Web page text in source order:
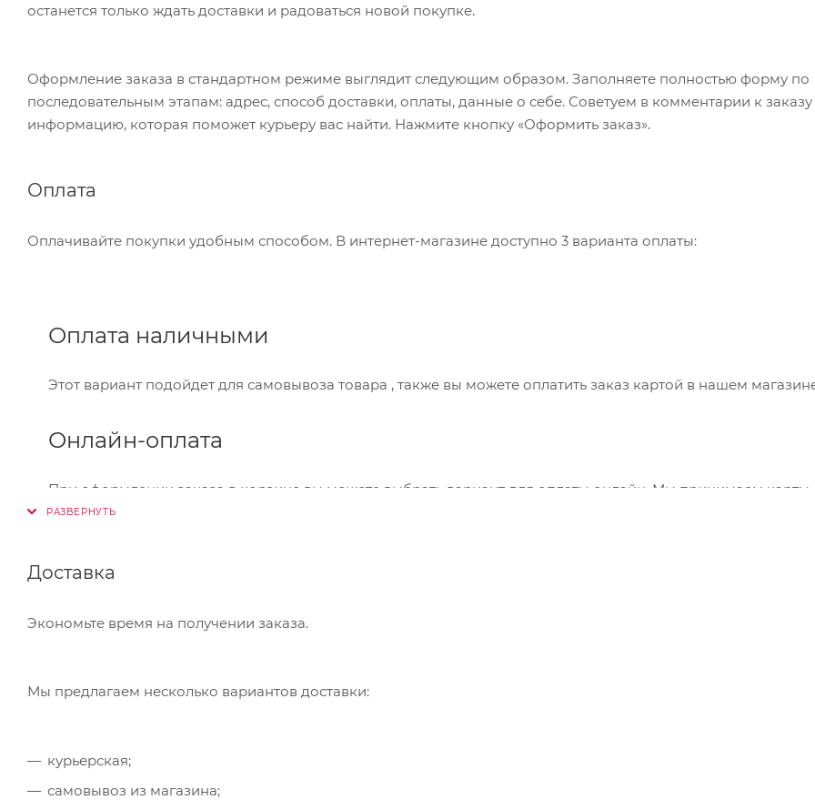
останется только ждать доставки и радоваться новой покупке.
Оформление заказа в стандартном режиме выглядит следующим образом. Заполняете полностью форму по
последовательным этапам: адрес, способ доставки, оплаты, данные о себе. Советуем в комментарии к заказу
информацию, которая поможет курьеру вас найти. Нажмите кнопку «Оформить заказ».
Оплата
Оплачивайте покупки удобным способом. В интернет-магазине доступно 3 варианта оплаты:
Оплата наличными
Этот вариант подойдет для самовывоза товара , также вы можете оплатить заказ картой в нашем
Онлайн-оплата
При оформлении заказа в корзине вы можете выбрать вариант для оплаты онлайн. Мы принимаем карты
Visa,Master Card, МИР. Оплата производится через сервис "ЮКасса" ("Яндекс.Касса").
Банковский перевод
Также Вы можете оплатить товар, выбрав способ "Банковский перевод", при этом будет сформирован
Доставка
Экономьте время на получении заказа.
Мы предлагаем несколько вариантов доставки:
курьерская;
самовывоз из магазина;